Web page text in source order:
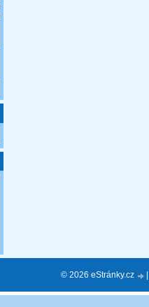
© 2026 eStránky.cz